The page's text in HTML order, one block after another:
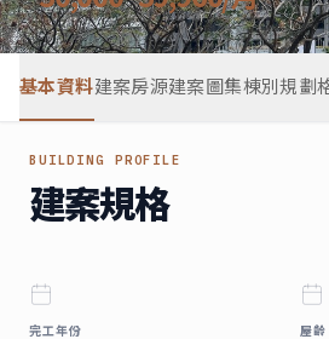
基本資料建案房源建案圖集棟別規劃
BUILDING PROFILE
建案規格
完工年份 屋齡